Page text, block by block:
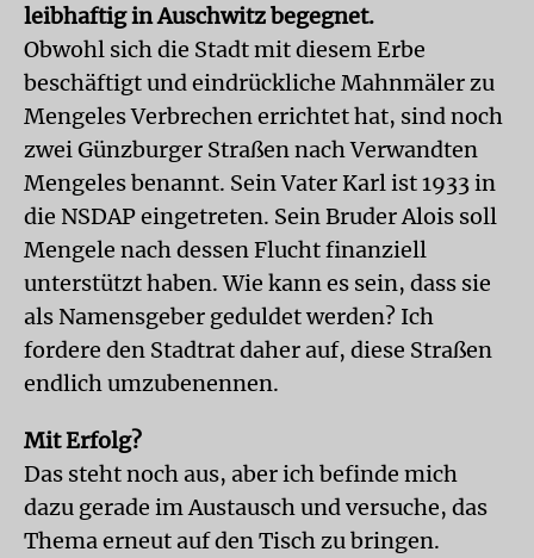
leibhaftig in Auschwitz begegnet.
Obwohl sich die Stadt mit diesem Erbe
beschäftigt und eindrückliche Mahnmäler zu
Mengeles Verbrechen errichtet hat, sind noch
zwei Günzburger Straßen nach Verwandten
Mengeles benannt. Sein Vater Karl ist 1933 in
die NSDAP eingetreten. Sein Bruder Alois soll
Mengele nach dessen Flucht finanziell
unterstützt haben. Wie kann es sein, dass sie
als Namensgeber geduldet werden? Ich
fordere den Stadtrat daher auf, diese Straßen
endlich umzubenennen.
Mit Erfolg?
Das steht noch aus, aber ich befinde mich
dazu gerade im Austausch und versuche, das
Thema erneut auf den Tisch zu bringen.